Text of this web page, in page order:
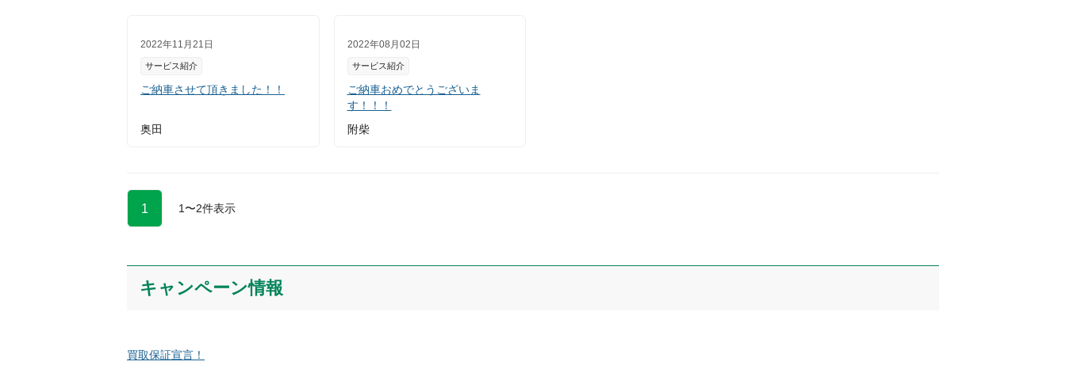
2022年11月21日
サービス紹介
ご納車させて頂きました！！
奥田
2022年08月02日
サービス紹介
ご納車おめでとうございま
す！！！
附柴
1 1 〜2件表示
キャンペーン情報
買取保証宣言！